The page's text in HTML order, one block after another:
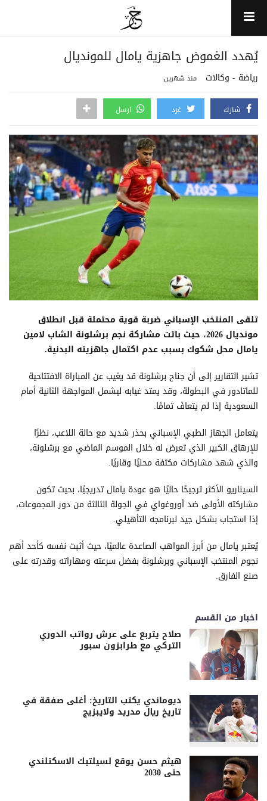
يُهدد الغموض جاهزية يامال للمونديال
رياضة - وكالات منذ شهرين
شارك غرد ارسل
تلقى المنتخب الإسباني ضربة قوية محتملة قبل انطلاق
مونديال 2026، حيث باتت مشاركة نجم برشلونة الشاب لامين
يامال محل شكوك بسبب عدم اكتمال جاهزيته البدنية.
تشير التقارير إلى أن جناح برشلونة قد يغيب عن المباراة الافتتاحية
للماتادور في البطولة، وقد يمتد غيابه ليشمل المواجهة الثانية أمام
السعودية إذا لم يتعافَ تمامًا.
يتعامل الجهاز الطبي الإسباني بحذر شديد مع حالة اللاعب، نظرًا
للإرهاق الكبير الذي تعرض له خلال الموسم الماضي مع برشلونة،
والذي شهد مشاركات مكثفة محليًا وقاريًا.
السيناريو الأكثر ترجيحًا حاليًا هو عودة يامال تدريجيًا، بحيث تكون
مشاركته الأولى ضد أوروغواي في الجولة الثالثة من دور المجموعات،
إذا استجاب بشكل جيد لبرنامجه التأهيلي.
يُعتبر يامال من أبرز المواهب الصاعدة عالميًا، حيث أثبت نفسه كأحد أهم
نجوم المنتخب الإسباني وبرشلونة بفضل سرعته ومهاراته وقدرته على
صنع الفارق.
اخبار من القسم
صلاح يتربع على عرش رواتب الدوري
التركي مع طرابزون سبور
ديوماندي يكتب التاريخ: أغلى صفقة في
تاريخ ريال مدريد ولايبزيج
هيثم حسن يوقع لسيلتيك الاسكتلندي
حتى 2030